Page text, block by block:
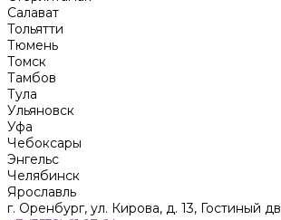
Салават
Тольятти
Тюмень
Томск
Тамбов
Тула
Ульяновск
Уфа
Чебоксары
Энгельс
Челябинск
Ярославль
г. Оренбург, ул. Кирова, д. 13, Гостиный